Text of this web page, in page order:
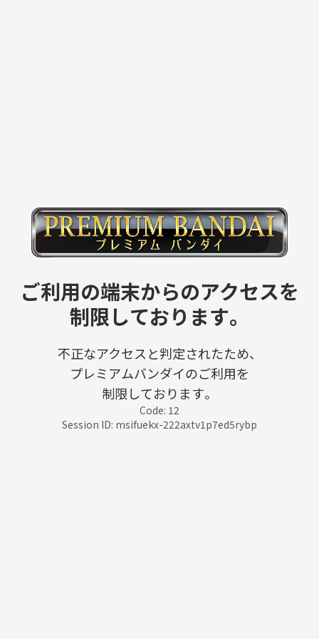
ご利用の端末からのアクセスを
制限しております。
不正なアクセスと判定されたため、
プレミアムバンダイのご利用を
制限しております。
Code: 12
Session ID: msifuekx-222axtv1p7ed5rybp